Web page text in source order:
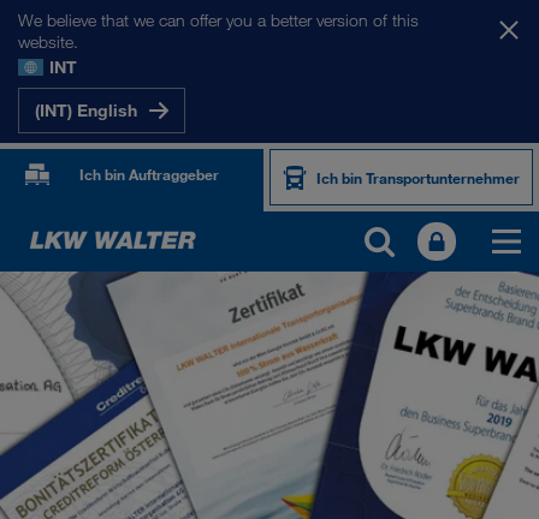
We believe that we can offer you a better version of this
website.
INT
(INT) English
Ich bin Auftraggeber Ich bin Transportunternehmer
ÜBER UNS
Firmeninformation
SHEQ-Management
Soziale Verantwortung